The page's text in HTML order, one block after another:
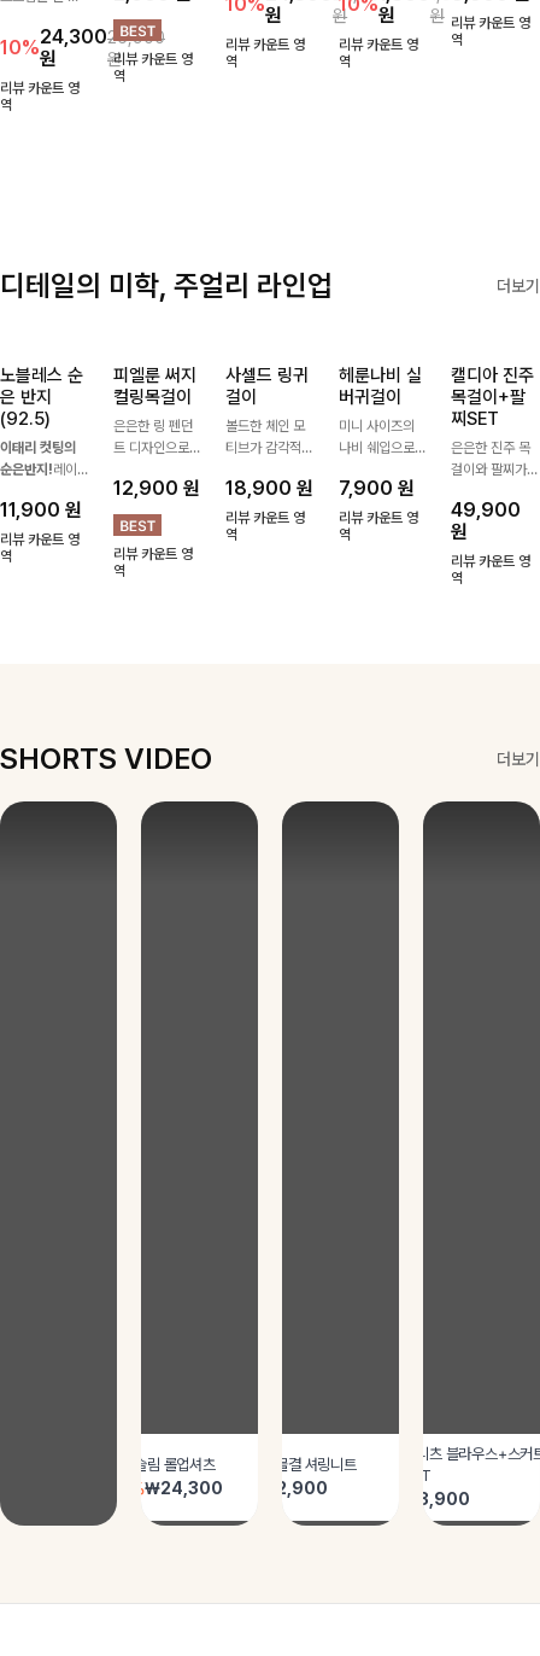
ITEM활용도 높
게 어디에든 다
양하게 즐겨주세
요 ;)
10%24,300
원
26,900
원
리뷰 카운트 영
역
요:-)
리뷰 카운트 영
역
추럴한 무드로
썸머 시즌 데일
리하게 들기 좋
원
원
리뷰 카운트 영
역
는 덧신이에요:)
원
원
리뷰 카운트 영
역
위기를 느껴보세
요:)
리뷰 카운트 영
역
디테일의 미학, 주얼리 라인업 더보기
노블레스 순
은 반지
(92.5)
이태리 컷팅의
순은반지!레이
반지에요!고급스
러운 컬러감과
디테일로 강추에
11,900 원
리뷰 카운트 영
역
피엘룬 써지
컬링목걸이
은은한 링 펜던
트 디자인으로
써지컬스틸 소재
로 변색 걱정 없
이 데일리로 착
용하기 좋아요-
12,900 원
리뷰 카운트 영
역
사셀드 링귀
걸이
볼드한 체인 모
티브가 감각적인
는 귀걸이- 심플
하면서도 존재감
있는 디자인으로
18,900원
리뷰 카운트 영
역
헤룬나비 실
버귀걸이
미니 사이즈의
나비 쉐입으로
내어줄 이어링,
과하지 않은 포
인트가 되어줘
7,900 원
리뷰 카운트 영
역
캘디아 진주
목걸이+팔
찌SET
은은한 진주 목
걸이와 팔찌가
한 번에 완성도
높은 스타일링을
연출해주는 아이
템 🤍 데일리룩
49,900
원
리뷰 카운트 영
역
SHORTS VIDEO 더보기